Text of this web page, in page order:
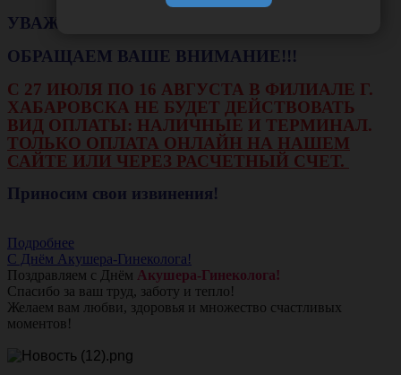
УВАЖАЕМЫЕ КЛИЕНТЫ!
ОБРАЩАЕМ ВАШЕ ВНИМАНИЕ!!!
С 27 ИЮЛЯ ПО 16 АВГУСТА В ФИЛИАЛЕ Г.
ХАБАРОВСКА НЕ БУДЕТ ДЕЙСТВОВАТЬ
ВИД ОПЛАТЫ: НАЛИЧНЫЕ И ТЕРМИНАЛ.
ТОЛЬКО ОПЛАТА ОНЛАЙН НА НАШЕМ
САЙТЕ ИЛИ ЧЕРЕЗ РАСЧЕТНЫЙ СЧЕТ.
Приносим свои извинения!
Подробнее
С Днём Акушера-Гинеколога!
Поздравляем с Днём Акушера-Гинеколога!
Спасибо за ваш труд, заботу и тепло!
Желаем вам любви, здоровья и множество счастливых
моментов!